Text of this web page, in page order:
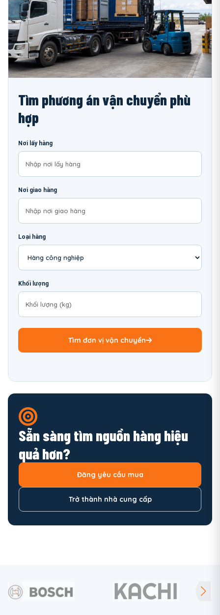
Tìm phương án vận chuyển phù
hợp
Nơi lấy hàng
Nơi giao hàng
Loại hàng
Khối lượng
Tìm đơn vị vận chuyển
Sẵn sàng tìm nguồn hàng hiệu
quả hơn?
Đăng yêu cầu mua
Trở thành nhà cung cấp